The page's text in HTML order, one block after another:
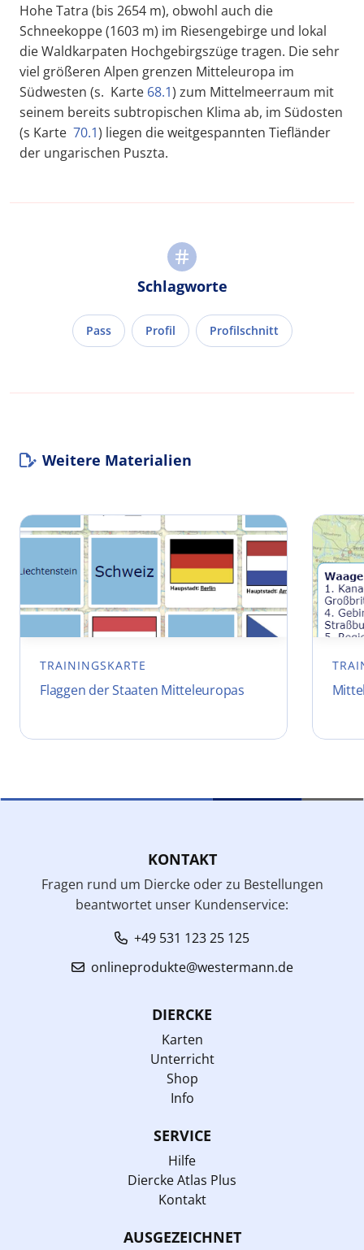
Hohe Tatra (bis 2654 m), obwohl auch die
Schneekoppe (1603 m) im Riesengebirge und lokal
die Waldkarpaten Hochgebirgszüge tragen. Die sehr
viel größeren Alpen grenzen Mitteleuropa im
Südwesten (s. Karte 68.1) zum Mittelmeerraum mit
seinem bereits subtropischen Klima ab, im Südosten
(s Karte 70.1) liegen die weitgespannten Tiefländer
der ungarischen Puszta.
Schlagworte
Pass Profil Profilschnitt
Weitere Materialien
TRAININGSKARTE
Flaggen der Staaten Mitteleuropas
KONTAKT
Fragen rund um Diercke oder zu Bestellungen
beantwortet unser Kundenservice:
+49 531 123 25 125
onlineprodukte@westermann.de
DIERCKE
Karten
Unterricht
Shop
Info
SERVICE
Hilfe
Diercke Atlas Plus
Kontakt
AUSGEZEICHNET